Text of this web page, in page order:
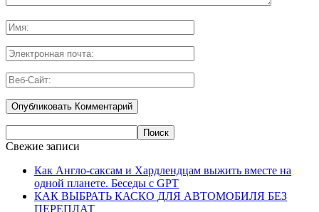
Свежие записи
Как Англо-саксам и Хардлендцам выжить вместе на
одной планете. Беседы с GPT
КАК ВЫБРАТЬ КАСКО ДЛЯ АВТОМОБИЛЯ БЕЗ
ПЕРЕПЛАТ